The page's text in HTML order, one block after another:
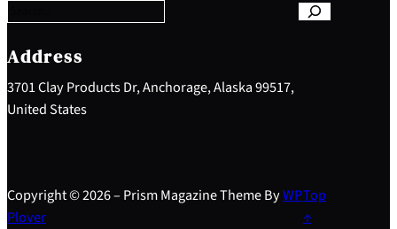
c
h
Address
3701 Clay Products Dr, Anchorage, Alaska 99517,
United States
Copyright © 2026 – Prism Magazine Theme ByWP
Plover
Top
↑